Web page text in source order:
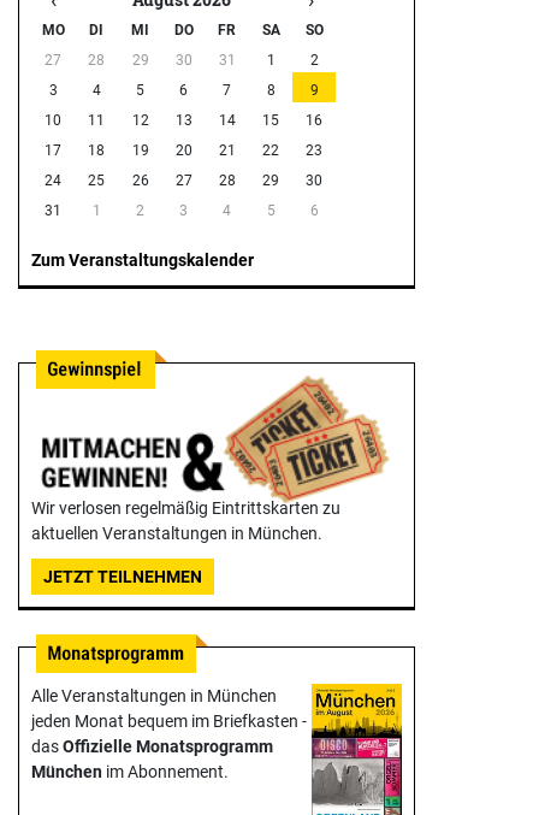
MO DI MI DO FR SA
SO
27
28 29 30 31 1
2
3
4 5 6 7 8
9
10
11 12 13 14 15
16
17
18 19 20 21 22
23
24
25 26 27 28 29
30
31
1 2 3 4 5 6
Zum Veranstaltungskalender
Wir verlosen regelmäßig Eintrittskarten zu
aktuellen Veranstaltungen in München.
JETZT TEILNEHMEN
Alle Veranstaltungen in München
jeden Monat bequem im Briefkasten -
dasOffizielle Monats­programm
München im Abonnement.